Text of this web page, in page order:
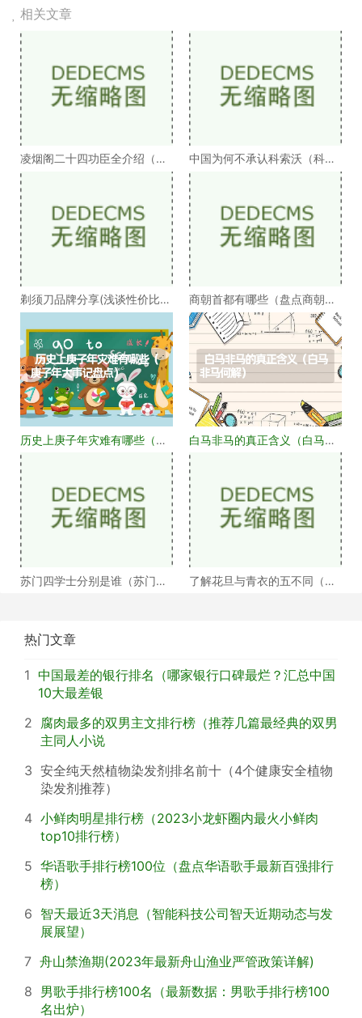
相关文章
凌烟阁二十四功臣全介绍（凌
烟阁二十四功臣排
中国为何不承认科索沃（科索
沃为何不被承认）
剃须刀品牌分享(浅谈性价比高
的剃须刀品牌）
商朝首都有哪些（盘点商朝的
十几个首都）
历史上庚子年灾难有哪些（庚
子年大事记盘点）
白马非马的真正含义（白马非
马何解）
苏门四学士分别是谁（苏门四
了解花旦与青衣的五不同（浅
热门文章
1 中国最差的银行排名（哪家银行口碑最烂？汇总中国
10大最差银
2 腐肉最多的双男主文排行榜（推荐几篇最经典的双男
主同人小说
3 安全纯天然植物染发剂排名前十（4个健康安全植物
染发剂推荐）
4 小鲜肉明星排行榜（2023小龙虾圈内最火小鲜肉
top10排行榜）
5 华语歌手排行榜100位（盘点华语歌手最新百强排行
榜）
6 智天最近3天消息（智能科技公司智天近期动态与发
展展望）
7 舟山禁渔期(2023年最新舟山渔业严管政策详解)
8 男歌手排行榜100名（最新数据：男歌手排行榜100
名出炉）